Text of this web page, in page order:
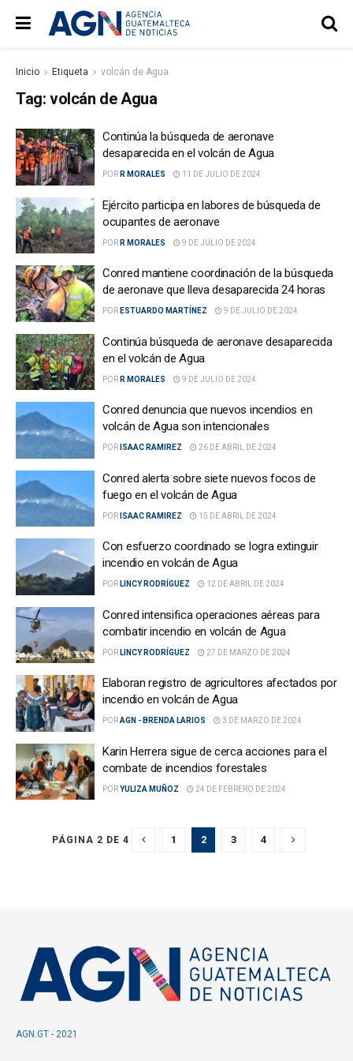
Inicio Etiqueta volcán de Agua
Tag: volcán de Agua
Continúa la búsqueda de aeronave
desaparecida en el volcán de Agua
POR R MORALES 11 DE JULIO DE 2024
Ejército participa en labores de búsqueda de
ocupantes de aeronave
POR R MORALES 9 DE JULIO DE 2024
Conred mantiene coordinación de la búsqueda
de aeronave que lleva desaparecida 24 horas
POR ESTUARDO MARTÍNEZ 9 DE JULIO DE 2024
Continúa búsqueda de aeronave desaparecida
en el volcán de Agua
POR R MORALES 9 DE JULIO DE 2024
Conred denuncia que nuevos incendios en
volcán de Agua son intencionales
POR ISAAC RAMIREZ 26 DE ABRIL DE 2024
Conred alerta sobre siete nuevos focos de
fuego en el volcán de Agua
POR ISAAC RAMIREZ 15 DE ABRIL DE 2024
Con esfuerzo coordinado se logra extinguir
incendio en volcán de Agua
POR LINCY RODRÍGUEZ 12 DE ABRIL DE 2024
Conred intensifica operaciones aéreas para
combatir incendio en volcán de Agua
POR LINCY RODRÍGUEZ 27 DE MARZO DE 2024
Elaboran registro de agricultores afectados por
incendio en volcán de Agua
PORAGN - BRENDA LARIOS 3 DE MARZO DE 2024
Karin Herrera sigue de cerca acciones para el
combate de incendios forestales
PORYULIZA MUÑOZ 24 DE FEBRERO DE 2024
PÁGINA 2 DE 4 1 2 3 4
AGN.GT - 2021